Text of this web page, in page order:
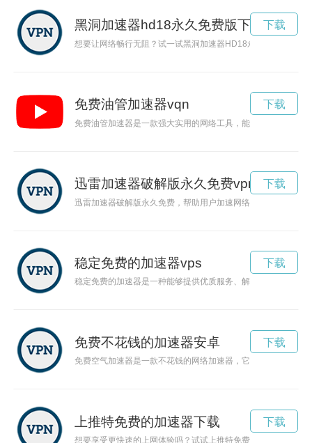
黑洞加速器hd18永久免费版下载
想要让网络畅行无阻？试一试黑洞加速器HD18永久免费版吧
下载
免费油管加速器vqn
免费油管加速器是一款强大实用的网络工具，能够帮助用户有
下载
迅雷加速器破解版永久免费vpm
迅雷加速器破解版永久免费，帮助用户加速网络，畅享快感。
下载
稳定免费的加速器vps
稳定免费的加速器是一种能够提供优质服务、解放网络速度的
下载
免费不花钱的加速器安卓
免费空气加速器是一款不花钱的网络加速器，它可以让你畅游
下载
上推特免费的加速器下载
想要享受更快速的上网体验吗？试试上推特免费加速器，让你
下载